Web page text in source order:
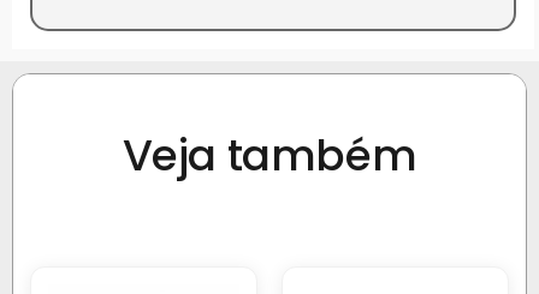
Veja também